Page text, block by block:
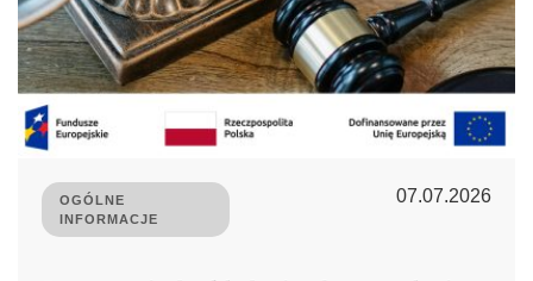
OGÓLNE
INFORMACJE
07.07.2026